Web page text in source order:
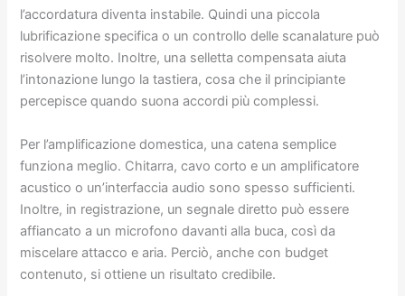
l’accordatura diventa instabile. Quindi una piccola
lubrificazione specifica o un controllo delle scanalature può
risolvere molto. Inoltre, una selletta compensata aiuta
l’intonazione lungo la tastiera, cosa che il principiante
percepisce quando suona accordi più complessi.
Per l’amplificazione domestica, una catena semplice
funziona meglio. Chitarra, cavo corto e un amplificatore
acustico o un’interfaccia audio sono spesso sufficienti.
Inoltre, in registrazione, un segnale diretto può essere
affiancato a un microfono davanti alla buca, così da
miscelare attacco e aria. Perciò, anche con budget
contenuto, si ottiene un risultato credibile.